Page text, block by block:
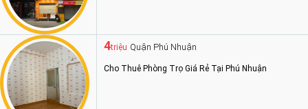
4triệu Quận Phú Nhuận
Cho Thuê Phòng Trọ Giá Rẻ Tại Phú Nhuận